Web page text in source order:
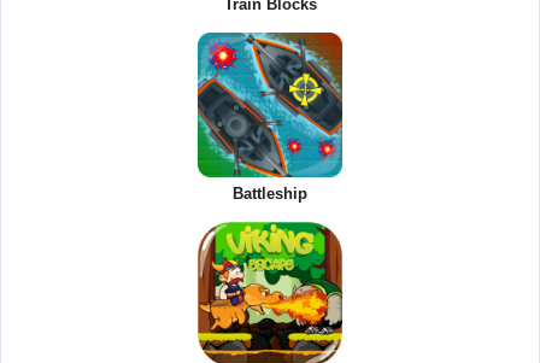
Train Blocks
Battleship